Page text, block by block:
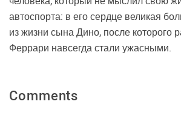
автоспорта: в его сердце великая
из жизни сына Дино, после которого
Феррари навсегда стали ужасными.
Comments